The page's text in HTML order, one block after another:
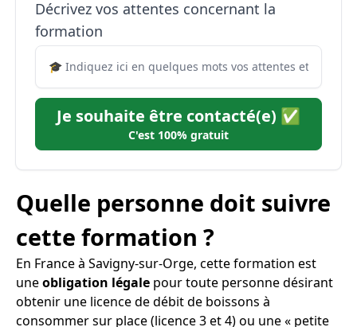
Décrivez vos attentes concernant la
formation
Je souhaite être contacté(e) ✅
C'est 100% gratuit
Quelle personne doit suivre
cette formation ?
En France à Savigny-sur-Orge, cette formation est
uneobligation légale pour toute personne désirant
obtenir une licence de débit de boissons à
consommer sur place (licence 3 et 4) ou une « petite